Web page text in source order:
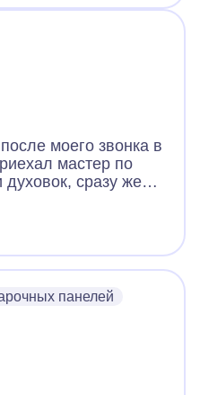
моего звонка в
мастер по
духовок, сразу же
ее. В дни
вокруг не
Будем
выпечкой.
панелей